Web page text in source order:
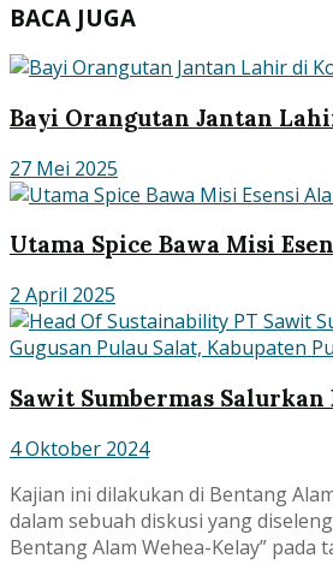
BACA JUGA
Bayi Orangutan Jantan
27 Mei 2025
Utama Spice Bawa Misi
2 April 2025
Sawit Sumbermas
4 Oktober 2024
Kajian ini dilakukan di Bentang
dalam sebuah diskusi yang
Bentang Alam Wehea-Kelay” pada